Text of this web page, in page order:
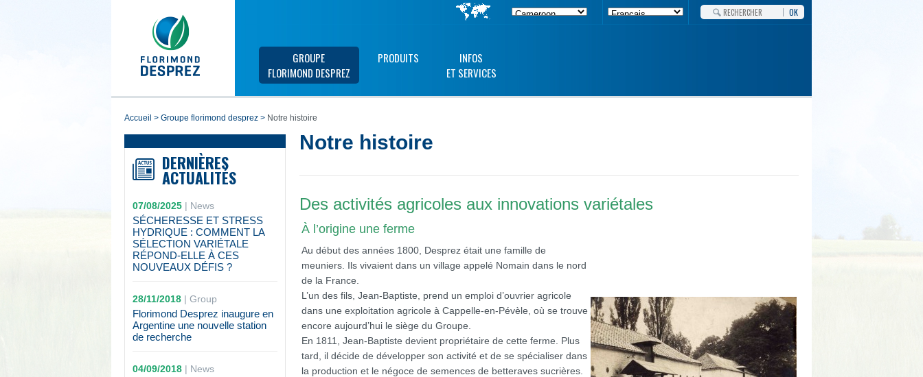
OK
GROUPE
FLORIMOND DESPREZ
PRODUITS
INFOS
ET SERVICES
accueil > groupe florimond desprez > Notre histoire
DERNIÈRES
ACTUALITÉS
07/08/2025| News
SÉCHERESSE ET STRESS
HYDRIQUE : COMMENT LA
SÉLECTION VARIÉTALE
RÉPOND-ELLE À CES
NOUVEAUX DÉFIS ?
28/11/2018| Group
Florimond Desprez inaugure en
Argentine une nouvelle station
de recherche
04/09/2018| News
Notre histoire
Des activités agricoles aux innovations variétales
À l’origine une ferme
Au début des années 1800, Desprez était une famille de
meuniers. Ils vivaient dans un village appelé Nomain dans le nord
de la France.
L’un des fils, Jean-Baptiste, prend un emploi d’ouvrier agricole
dans une exploitation agricole à Cappelle-en-Pévèle, où se trouve
encore aujourd’hui le siège du Groupe.
En 1811, Jean-Baptiste devient propriétaire de cette ferme. Plus
tard, il décide de développer son activité et de se spécialiser dans
la production et le négoce de semences de betteraves sucrières.